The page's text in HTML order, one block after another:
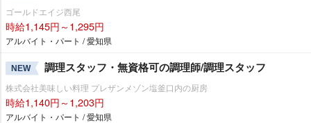
ゴールドエイジ西尾
時給1,145円～1,295円
アルバイト・パート / 愛知県
NEW 調理スタッフ・無資格可の調理師/調理スタッフ
株式会社美味しい料理 プレザンメゾン塩釜口内の厨房
時給1,140円～1,203円
アルバイト・パート / 愛知県